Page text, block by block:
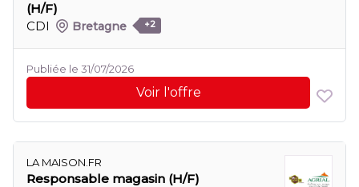
(H/F)
CDI
Bretagne +2
Publiée le 31/07/2026
Voir l'offre
LA MAISON.FR
Responsable magasin (H/F)